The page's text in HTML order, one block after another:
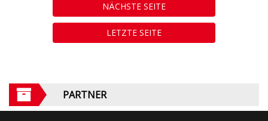
NÄCHSTE SEITE
LETZTE SEITE
PARTNER